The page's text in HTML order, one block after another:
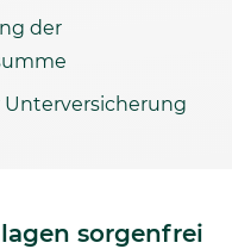
der
sorgenfrei